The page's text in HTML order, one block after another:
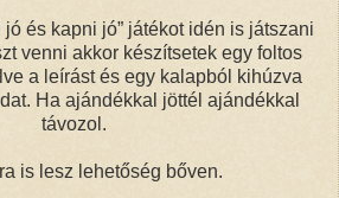
jó és kapni jó” játékot idén is játszani
venni akkor készítsetek egy foltos
a leírást és egy kalapból kihúzva
Ha ajándékkal jöttél ajándékkal
távozol.
is lesz lehetőség bőven.